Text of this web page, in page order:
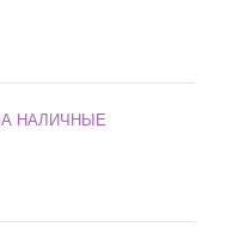
НАЛИЧНЫЕ